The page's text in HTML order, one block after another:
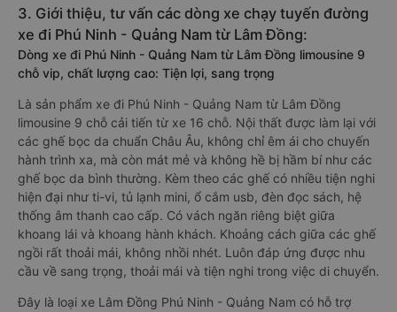
3. Giới thiệu, tư vấn các dòng xe chạy tuyến đường
xe đi Phú Ninh - Quảng Nam từ Lâm Đồng:
Dòng xe đi Phú Ninh - Quảng Nam từ Lâm Đồng limousine 9
chỗ vip, chất lượng cao: Tiện lợi, sang trọng
Là sản phẩm xe đi Phú Ninh - Quảng Nam từ Lâm Đồng
limousine 9 chỗ cải tiến từ xe 16 chỗ. Nội thất được làm lại với
các ghế bọc da chuẩn Châu Âu, không chỉ êm ái cho chuyến
hành trình xa, mà còn mát mẻ và không hề bị hầm bí như các
ghế bọc da bình thường. Kèm theo các ghế có nhiều tiện nghi
hiện đại như ti-vi, tủ lạnh mini, ổ cắm usb, đèn đọc sách, hệ
thống âm thanh cao cấp. Có vách ngăn riêng biệt giữa
khoang lái và khoang hành khách. Khoảng cách giữa các ghế
ngồi rất thoải mái, không nhồi nhét. Luôn đáp ứng được nhu
cầu về sang trọng, thoải mái và tiện nghi trong việc di chuyển.
Đây là loại xe Lâm Đồng Phú Ninh - Quảng Nam có hỗ trợ